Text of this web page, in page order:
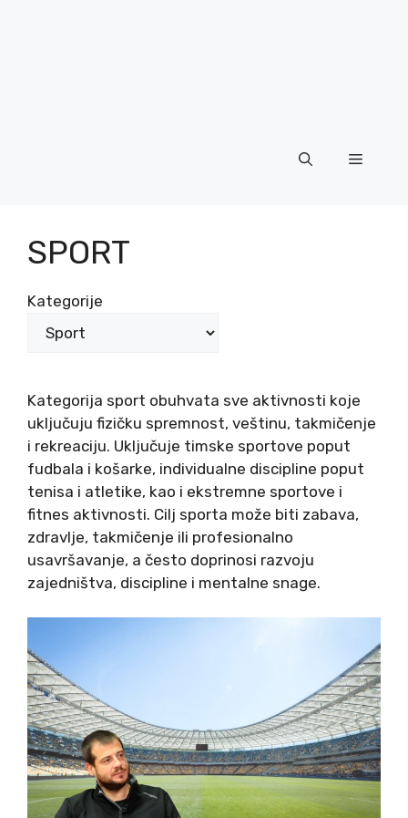
Menu
SPORT
Kategorije
Kategorija sport obuhvata sve aktivnosti koje
uključuju fizičku spremnost, veštinu, takmičenje
i rekreaciju. Uključuje timske sportove poput
fudbala i košarke, individualne discipline poput
tenisa i atletike, kao i ekstremne sportove i
fitnes aktivnosti. Cilj sporta može biti zabava,
zdravlje, takmičenje ili profesionalno
usavršavanje, a često doprinosi razvoju
zajedništva, discipline i mentalne snage.